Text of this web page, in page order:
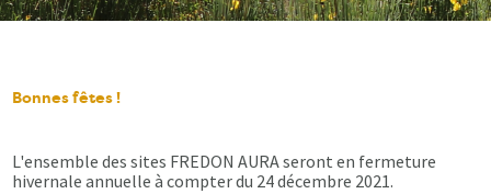
Bonnes fêtes !
L'ensemble des sites FREDON AURA seront en fermeture
hivernale annuelle à compter du 24 décembre 2021.